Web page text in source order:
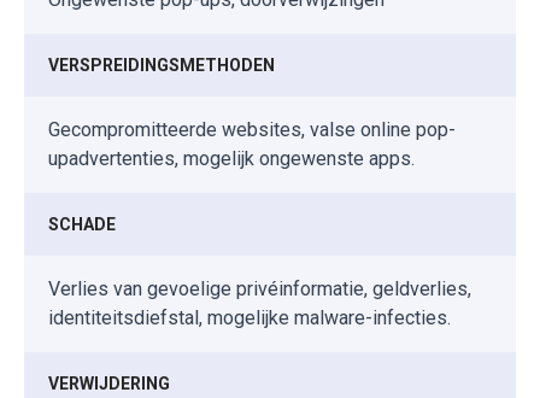
VERSPREIDINGSMETHODEN
Gecompromitteerde websites, valse online pop-
upadvertenties, mogelijk ongewenste apps.
SCHADE
Verlies van gevoelige privéinformatie, geldverlies,
identiteitsdiefstal, mogelijke malware-infecties.
VERWIJDERING